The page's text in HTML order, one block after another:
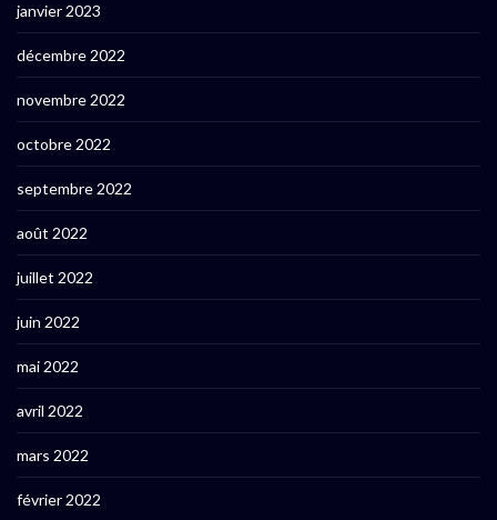
janvier 2023
décembre 2022
novembre 2022
octobre 2022
septembre 2022
août 2022
juillet 2022
juin 2022
mai 2022
avril 2022
mars 2022
février 2022